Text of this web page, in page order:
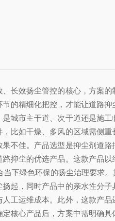
长效扬尘管控的核心，方案
的精细化把控，才能让道路
城市主干道、次干道还是施
比如干燥、多风的区域需侧
不佳。产品选型是抑尘剂道
抑尘的优选产品。这款产品
下绿色环保的扬尘治理要求
起，同时产品中的亲水性分
工运维成本。此外，这款产
核心产品后，方案中需明确